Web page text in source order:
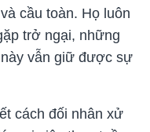
cầu toàn. Họ luôn
trở ngại, những
vẫn giữ được sự
cách đối nhân xử